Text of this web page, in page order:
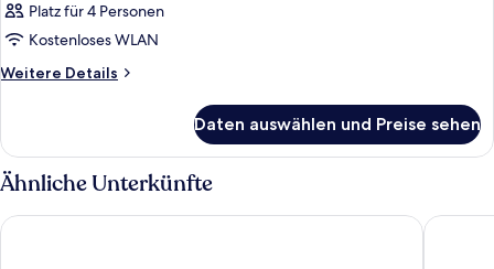
Platz für 4 Personen
Kostenloses WLAN
Weitere Details
Weitere
Daten auswählen und Preise sehen
Ähnliche Unterkünfte
TUI MAGIC LIFE Fuerteventura Hotel